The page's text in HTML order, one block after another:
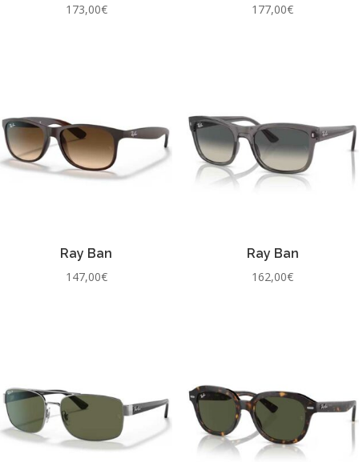
173,00€ 177,00€
Ray Ban
147,00€
Ray Ban
162,00€